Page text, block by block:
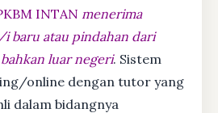
INTAN menerima
baru atau pindahan dari
luar negeri. Sistem
online dengan tutor yang
dalam bidangnya